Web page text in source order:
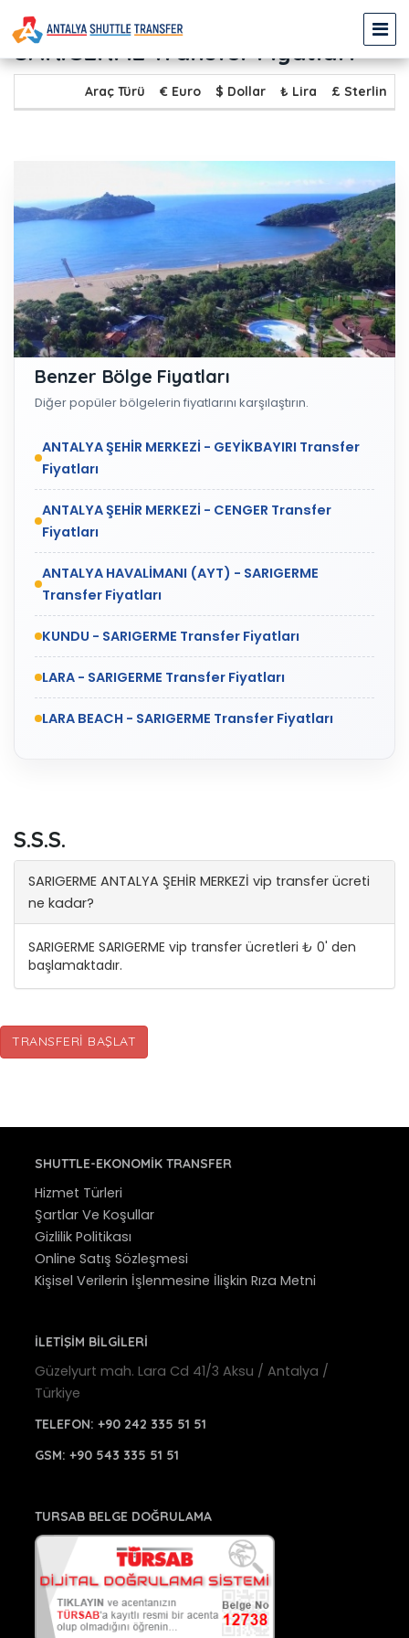
ANTALYA ŞEHİR MERKEZİ -
SARIGERME Transfer Fiyatları
Araç Türü € Euro $ Dollar ₺ Lira £ Sterlin
Benzer Bölge Fiyatları
Diğer popüler bölgelerin fiyatlarını karşılaştırın.
ANTALYA ŞEHİR MERKEZİ - GEYİKBAYIRI Transfer
Fiyatları
ANTALYA ŞEHİR MERKEZİ - CENGER Transfer
Fiyatları
ANTALYA HAVALİMANI (AYT) - SARIGERME
Transfer Fiyatları
KUNDU - SARIGERME Transfer Fiyatları
LARA - SARIGERME Transfer Fiyatları
LARA BEACH - SARIGERME Transfer Fiyatları
S.S.S.
SARIGERME ANTALYA ŞEHİR MERKEZİ vip transfer ücreti
ne kadar?
SARIGERME SARIGERME vip transfer ücretleri ₺ 0' den
başlamaktadır.
TRANSFERI BAŞLAT
SHUTTLE-EKONOMIK TRANSFER
Hizmet Türleri
Şartlar Ve Koşullar
Gizlilik Politikası
Online Satış Sözleşmesi
Kişisel Verilerin İşlenmesine İlişkin Rıza Metni
İLETİŞİM BİLGİLERİ
Güzelyurt mah. Lara Cd 41/3 Aksu / Antalya /
Türkiye
TELEFON: +90 242 335 51 51
GSM: +90 543 335 51 51
TURSAB BELGE DOĞRULAMA